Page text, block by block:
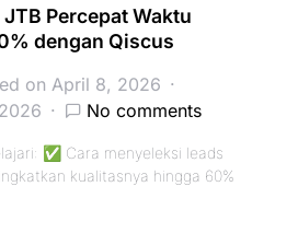
Percepat Waktu
dengan Qiscus
on April 8, 2026
No comments
✅ Cara menyeleksi leads
kualitasnya hingga 60%